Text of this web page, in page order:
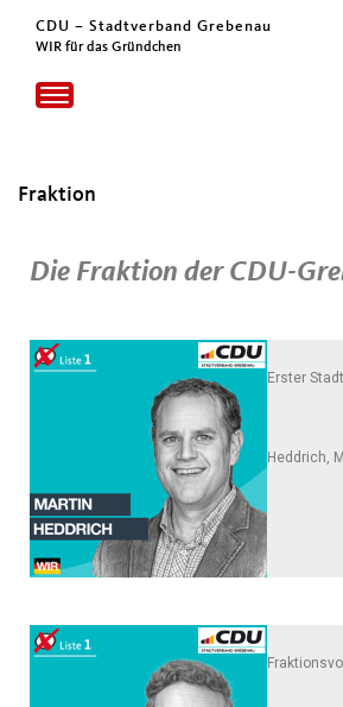
CDU – Stadtverband Grebenau
WIR für das Gründchen
Toggle
navigation
Fraktion
Die Fraktion der CDU-
Erster
Heddrich,